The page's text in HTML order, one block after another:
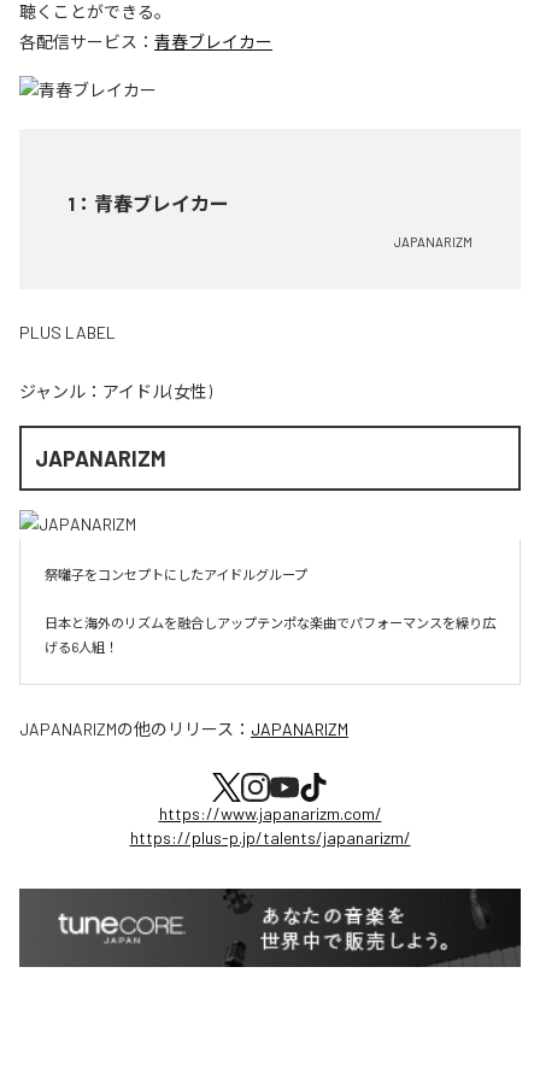
聴くことができる。
各配信サービス： 青春ブレイカー
1 ： 青春ブレイカー
JAPANARIZM
PLUS LABEL
ジャンル： アイドル(女性)
JAPANARIZM
祭囃子をコンセプトにしたアイドルグループ
日本と海外のリズムを融合しアップテンポな楽曲でパフォーマンスを繰り広
げる6人組！
JAPANARIZMの他のリリース： JAPANARIZM
https://www.japanarizm.com/
https://plus-p.jp/talents/japanarizm/